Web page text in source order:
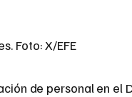
Foto: X/EFE
de personal en el